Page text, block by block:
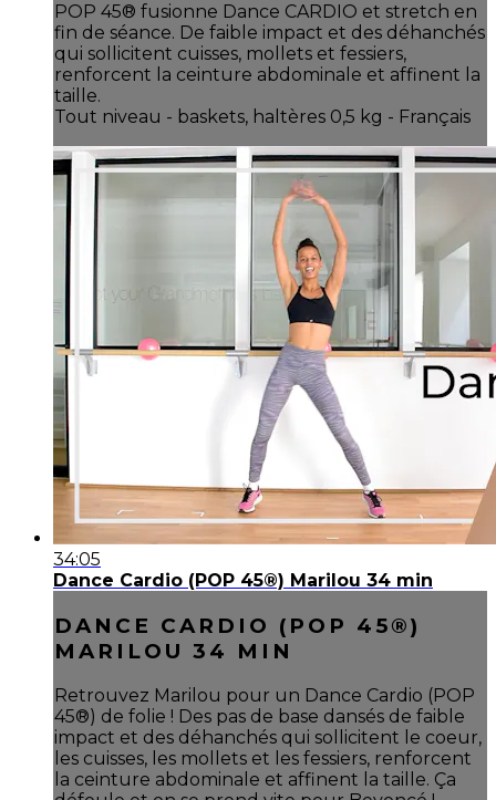
POP 45® fusionne Dance CARDIO et stretch en
fin de séance. De faible impact et des déhanchés
qui sollicitent cuisses, mollets et fessiers,
renforcent la ceinture abdominale et affinent la
taille.
Tout niveau - baskets, haltères 0,5 kg - Français
34:05
Dance Cardio (POP 45®) Marilou 34 min
DANCE CARDIO (POP 45®)
MARILOU 34 MIN
Retrouvez Marilou pour un Dance Cardio (POP
45®) de folie ! Des pas de base dansés de faible
impact et des déhanchés qui sollicitent le coeur,
les cuisses, les mollets et les fessiers, renforcent
la ceinture abdominale et affinent la taille. Ça